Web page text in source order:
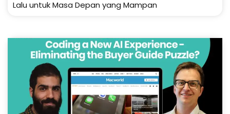
Lalu untuk Masa Depan yang Mampan